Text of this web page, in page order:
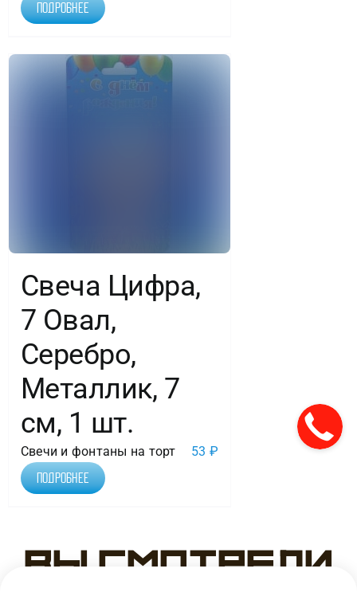
Подробнее
Свеча Цифра,
7 Овал,
Серебро,
Металлик, 7
см, 1 шт.
Свечи и фонтаны на торт 53 ₽
Подробнее
Вы смотрели